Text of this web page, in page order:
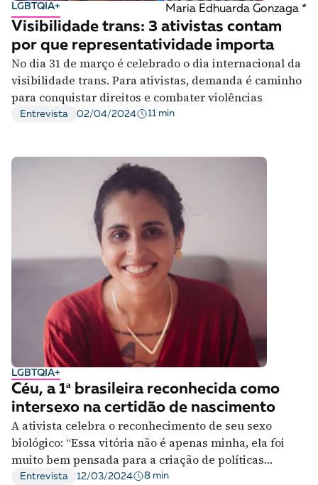
LGBTQIA+ Maria Edhuarda Gonzaga *
Visibilidade trans: 3 ativistas contam
por que representatividade importa
No dia 31 de março é celebrado o dia internacional da
visibilidade trans. Para ativistas, demanda é caminho
para conquistar direitos e combater violências
Entrevista 02/04/2024 11 min
LGBTQIA+
Céu, a 1ª brasileira reconhecida como
intersexo na certidão de nascimento
A ativista celebra o reconhecimento de seu sexo
biológico: “Essa vitória não é apenas minha, ela foi
muito bem pensada para a criação de políticas
públicas"
Entrevista 12/03/2024 8 min